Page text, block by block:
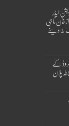
لیڈر
خان ناجی
نہ دینے
بجلی صارفین30کروڈ کے
پلان